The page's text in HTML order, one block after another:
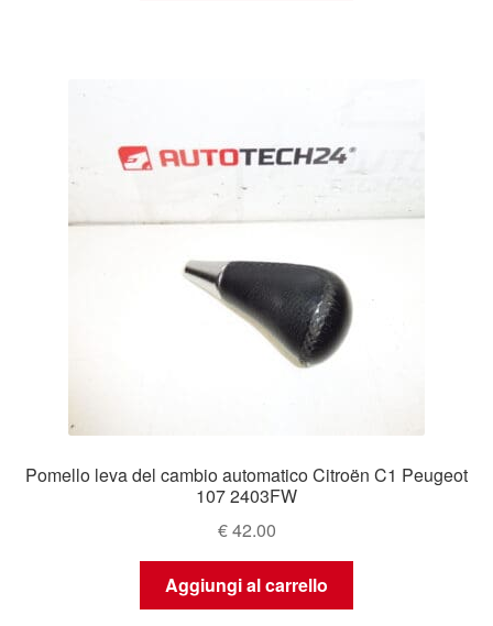
Pomello leva del cambio automatico Citroën C1 Peugeot
107 2403FW
€42.00
Aggiungi al carrello